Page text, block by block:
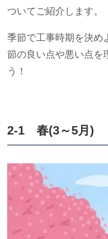
ついてご紹介します。
季節で工事時期を決め
節の良い点や悪い点を
う！
2-1 春(3～5月 )